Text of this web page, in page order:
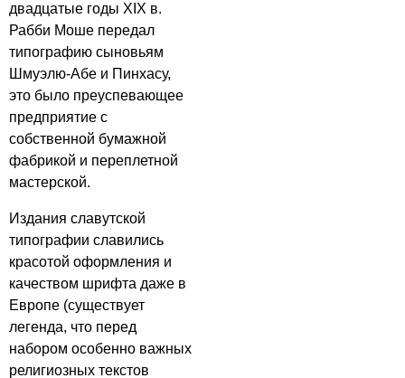
двадцатые годы XIX в.
Рабби Моше передал
типографию сыновьям
Шмуэлю-Абе и Пинхасу,
это было преуспевающее
предприятие с
собственной бумажной
фабрикой и переплетной
мастерской.
Издания славутской
типографии славились
красотой оформления и
качеством шрифта даже в
Европе (существует
легенда, что перед
набором особенно важных
религиозных текстов